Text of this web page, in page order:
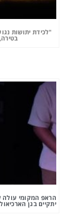
"לכידת יתושות
הראפ המקומי עולה
יתקיים בגן